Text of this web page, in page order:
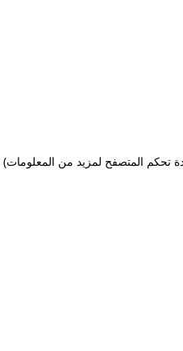
تحكم المتصفح لمزيد من المعلومات)